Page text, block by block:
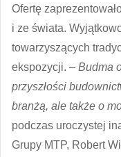
Ofertę
i ze świata.
towarzyszących
ekspozycji. – Budma
przyszłości
branżą, ale także o
podczas uroczystej
Grupy MTP, Robert